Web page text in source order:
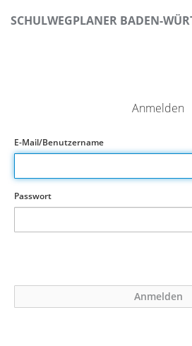
SCHULWEGPLANER BADEN-
Anmelden
E-Mail/Benutzername
Passwort